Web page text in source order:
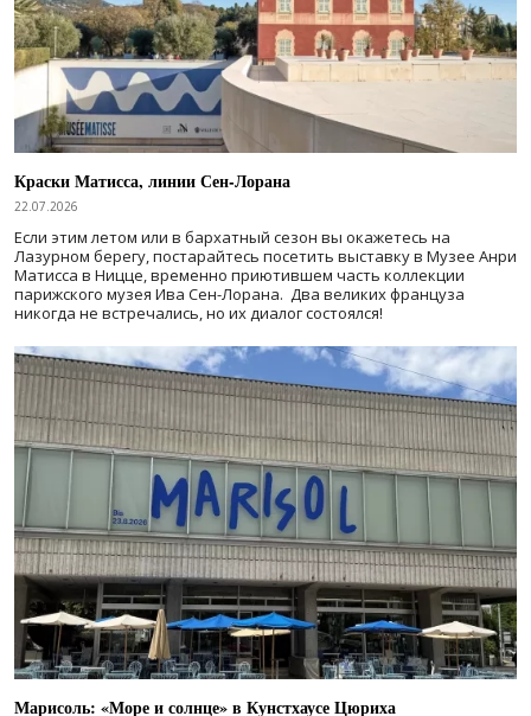
Краски Матисса, линии Сен-Лорана
22.07.2026
Если этим летом или в бархатный сезон вы окажетесь на
Лазурном берегу, постарайтесь посетить выставку в Музее Анри
Матисса в Ницце, временно приютившем часть коллекции
парижского музея Ива Сен-Лорана. Два великих француза
никогда не встречались, но их диалог состоялся!
Марисоль: «Море и солнце» в Кунстхаусе Цюриха